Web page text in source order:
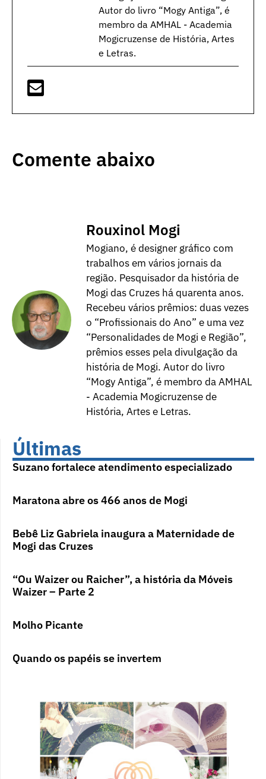
Autor do livro “Mogy Antiga”, é
membro da AMHAL - Academia
Mogicruzense de História, Artes
e Letras.
Comente abaixo
Rouxinol Mogi
Mogiano, é designer gráfico com
trabalhos em vários jornais da
região. Pesquisador da história de
Mogi das Cruzes há quarenta anos.
Recebeu vários prêmios: duas vezes
o “Profissionais do Ano” e uma vez
“Personalidades de Mogi e Região”,
prêmios esses pela divulgação da
história de Mogi. Autor do livro
“Mogy Antiga”, é membro da AMHAL
- Academia Mogicruzense de
História, Artes e Letras.
Últimas
Suzano fortalece atendimento especializado
Maratona abre os 466 anos de Mogi
Bebê Liz Gabriela inaugura a Maternidade de
Mogi das Cruzes
“Ou Waizer ou Raicher”, a história da Móveis
Waizer – Parte 2
Molho Picante
Quando os papéis se invertem